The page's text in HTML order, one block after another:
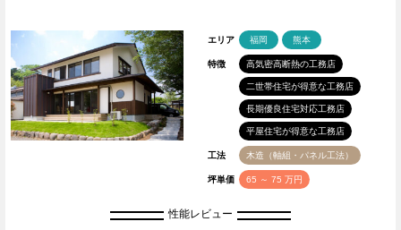
エリア 福岡 熊本
特徴 高気密高断熱の工務店
二世帯住宅が得意な工務店
長期優良住宅対応工務店
平屋住宅が得意な工務店
工法 木造（軸組・パネル工法）
坪単価 65 ～ 75 万円
性能レビュー